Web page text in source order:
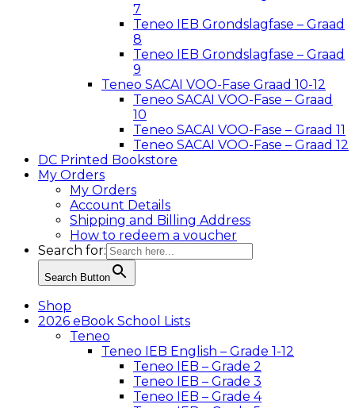
7
Teneo IEB Grondslagfase – Graad
8
Teneo IEB Grondslagfase – Graad
9
Teneo SACAI VOO-Fase Graad 10-12
Teneo SACAI VOO-Fase – Graad
10
Teneo SACAI VOO-Fase – Graad 11
Teneo SACAI VOO-Fase – Graad 12
DC Printed Bookstore
My Orders
My Orders
Account Details
Shipping and Billing Address
How to redeem a voucher
Search for:
Search Button
Shop
2026 eBook School Lists
Teneo
Teneo IEB English – Grade 1-12
Teneo IEB – Grade 2
Teneo IEB – Grade 3
Teneo IEB – Grade 4